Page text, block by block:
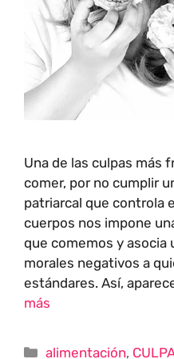
Una de las culpas más
comer, por no cumplir
patriarcal que controla
cuerpos nos impone
que comemos y asocia
morales negativos a
estándares. Así,
más
alimentación,